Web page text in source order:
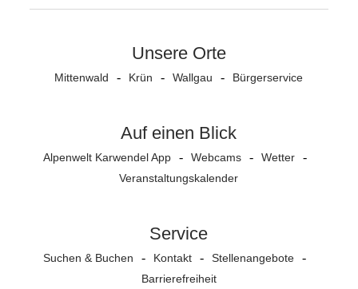
Unsere Orte
Mittenwald Krün Wallgau Bürgerservice
Auf einen Blick
Alpenwelt Karwendel App Webcams
Wetter
Veranstaltungs­kalender
Service
Suchen & Buchen Kontakt
Stellenangebote
Barrierefreiheit